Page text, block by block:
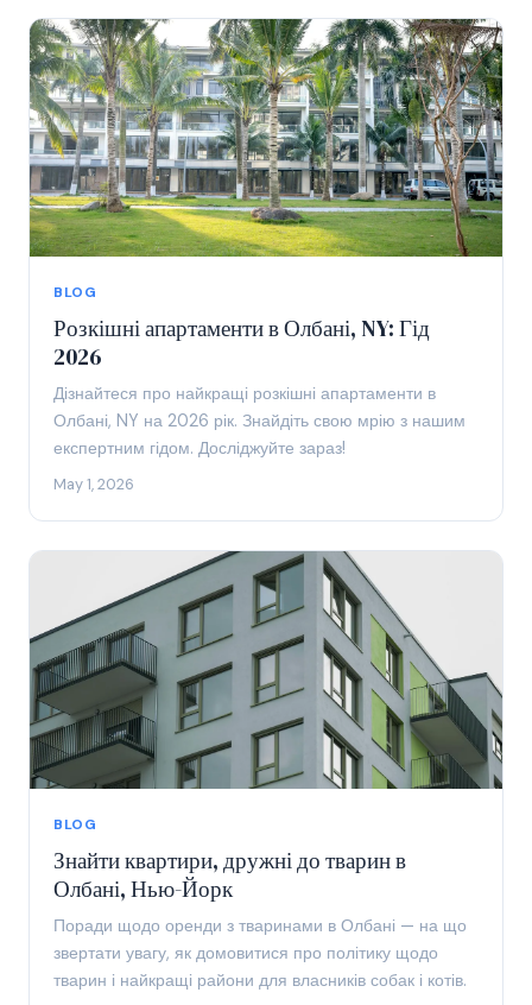
BLOG
Розкішні апартаменти в Олбані, NY: Гід
2026
Дізнайтеся про найкращі розкішні апартаменти в
Олбані, NY на 2026 рік. Знайдіть свою мрію з нашим
експертним гідом. Досліджуйте зараз!
May 1, 2026
BLOG
Знайти квартири, дружні до тварин в
Олбані, Нью-Йорк
Поради щодо оренди з тваринами в Олбані — на що
звертати увагу, як домовитися про політику щодо
тварин і найкращі райони для власників собак і котів.